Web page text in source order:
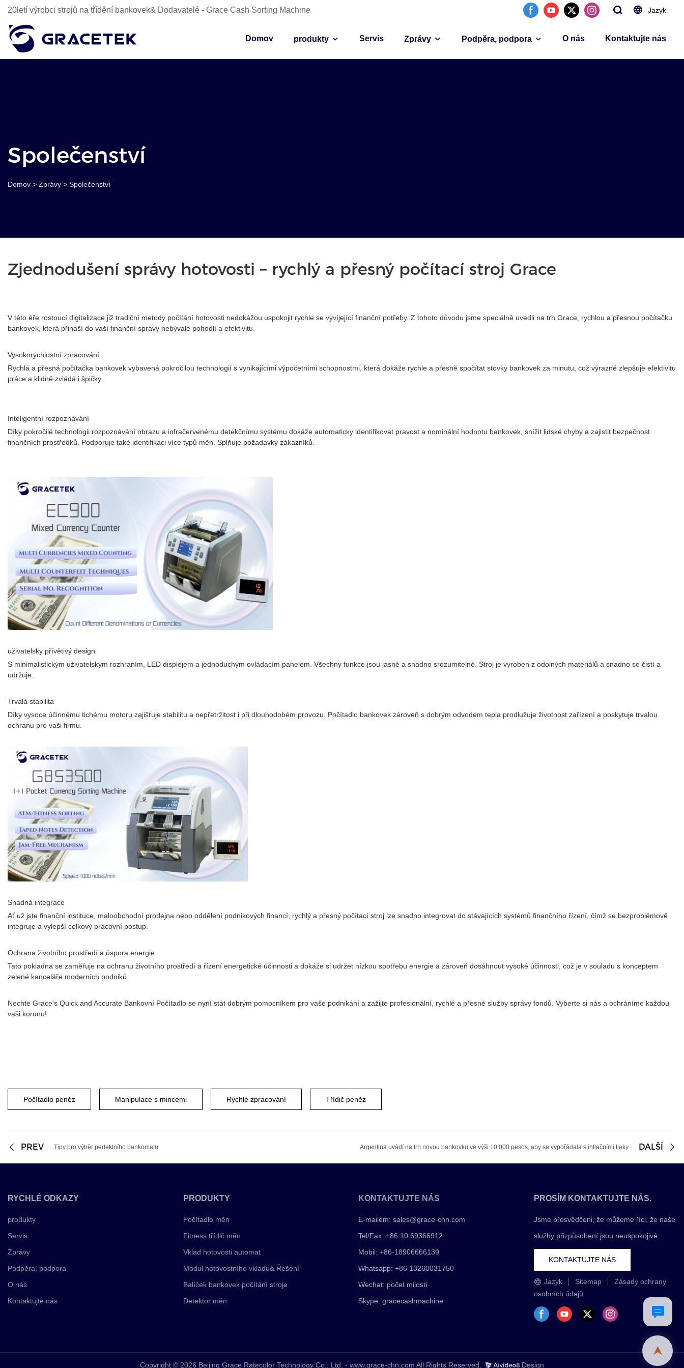
20letí výrobci strojů na třídění bankovek& Dodavatelé - Grace Cash Sorting Machine Jazyk
Domov produkty Servis Zprávy Podpěra, podpora O nás Kontaktujte nás
Společenství
Domov > Zprávy > Společenství
Zjednodušení správy hotovosti – rychlý a přesný počítací stroj Grace
V této éře rostoucí digitalizace již tradiční metody počítání hotovosti nedokážou uspokojit rychle se vyvíjející finanční potřeby. Z tohoto důvodu jsme speciálně uvedli na trh Grace, rychlou a přesnou počítačku
bankovek, která přináší do vaší finanční správy nebývalé pohodlí a efektivitu.
Vysokorychlostní zpracování
Rychlá a přesná počítačka bankovek vybavená pokročilou technologií s vynikajícími výpočetními schopnostmi, která dokáže rychle a přesně spočítat stovky bankovek za minutu, což výrazně zlepšuje efektivitu
práce a klidně zvládá i špičky.
Inteligentní rozpoznávání
Díky pokročilé technologii rozpoznávání obrazu a infračervenému detekčnímu systému dokáže automaticky identifikovat pravost a nominální hodnotu bankovek, snížit lidské chyby a zajistit bezpečnost
finančních prostředků. Podporuje také identifikaci více typů měn. Splňuje požadavky zákazníků.
uživatelsky přívětivý design
S minimalistickým uživatelským rozhraním, LED displejem a jednoduchým ovládacím panelem. Všechny funkce jsou jasné a snadno srozumitelné. Stroj je vyroben z odolných materiálů a snadno se čistí a
udržuje.
Trvalá stabilita
Díky vysoce účinnému tichému motoru zajišťuje stabilitu a nepřetržitost i při dlouhodobém provozu. Počítadlo bankovek zároveň s dobrým odvodem tepla prodlužuje životnost zařízení a poskytuje trvalou
ochranu pro vaši firmu.
Snadná integrace
Ať už jste finanční instituce, maloobchodní prodejna nebo oddělení podnikových financí, rychlý a přesný počítací stroj lze snadno integrovat do stávajících systémů finančního řízení, čímž se bezproblémově
integruje a vylepší celkový pracovní postup.
Ochrana životního prostředí a úspora energie
Tato pokladna se zaměřuje na ochranu životního prostředí a řízení energetické účinnosti a dokáže si udržet nízkou spotřebu energie a zároveň dosáhnout vysoké účinnosti, což je v souladu s konceptem
zelené kanceláře moderních podniků.
Nechte Grace's Quick and Accurate Bankovní Počítadlo se nyní stát dobrým pomocníkem pro vaše podnikání a zažijte profesionální, rychlé a přesné služby správy fondů. Vyberte si nás a ochráníme každou
vaši korunu!
Počítadlo peněz Manipulace s mincemi Rychlé zpracování Třídič peněz
PREV Tipy pro výběr perfektního bankomatu Argentina uvádí na trh novou bankovku ve výši 10 000 pesos, aby se vypořádala s inflačními tlaky DALŠÍ
RYCHLÉ ODKAZY
produkty
Servis
Zprávy
Podpěra, podpora
O nás
Kontaktujte nás
PRODUKTY
Počítadlo měn
Fitness třídič měn
Vklad hotovosti automat
Modul hotovostního vkladu& Řešení
Balíček bankovek počítání stroje
Detektor měn
KONTAKTUJTE NÁS
E-mailem:sales@grace-chn.com
Tel/Fax: +86 10 69366912
Mobil: +86-18906666139
Whatsapp: +86 13260031750
Wechat: počet milostí
Skype: gracecashmachine
PROSÍM KONTAKTUJTE NÁS.
Jsme přesvědčeni, že můžeme říci, že naše
služby přizpůsobení jsou neuspokojivé.
KONTAKTUJTE NÁS
Jazyk Sitemap
Zásady ochrany
osobních údajů
Copyright © 2026 Beijing Grace Ratecolor Technology Co., Ltd. - www.grace-chn.com All Rights Reserved. Design